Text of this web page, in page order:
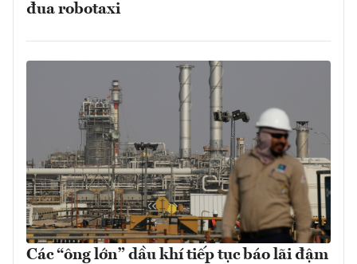
đua robotaxi
Các “ông lớn” dầu khí tiếp tục báo lãi đậm